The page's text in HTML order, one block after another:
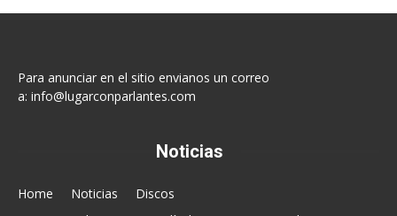
Para anunciar en el sitio envianos un correo
a: info@lugarconparlantes.com
Noticias
Home Noticias
Discos